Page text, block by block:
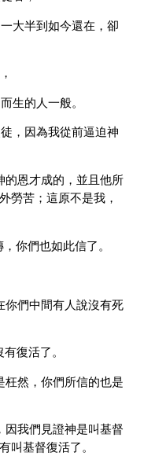
大半到如今還在，卻
生的人一般。
，因為我從前逼迫神
的恩才成的，並且他所
勞苦；這原不是我，
你們也如此信了。
你們中間有人說沒有死
復活了。
枉然，你們所信的也是
因我們見證神是叫基督
叫基督復活了。